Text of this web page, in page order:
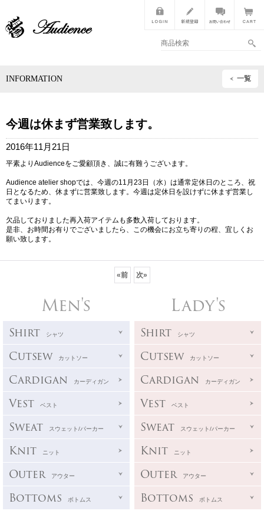
INFORMATION 一覧
今週は休まず営業致します。
2016年11月21日
平素よりAudienceをご愛顧頂き、誠に有難うございます。
Audience atelier shopでは、今週の11月23日（水）は通常定休日のところ、祝
日となるため、休まずに営業致します。今週は定休日を設けずに休まず営業し
てまいります。
欠品しておりました再入荷アイテムも多数入荷しております。
是非、お時間お有りでございましたら、この機会にお立ち寄りの程、宜しくお
願い致します。
«前 次»
Men's
Shirt シャツ
Cutsew カットソー
Cardigan カーディガン
Vest ベスト
Sweat スウェット/パーカー
Knit ニット
Outer アウター
Bottoms ボトムス
Lady's
Shirt シャツ
Cutsew カットソー
Cardigan カーディガン
Vest ベスト
Sweat スウェット/パーカー
Knit ニット
Outer アウター
Bottoms ボトムス